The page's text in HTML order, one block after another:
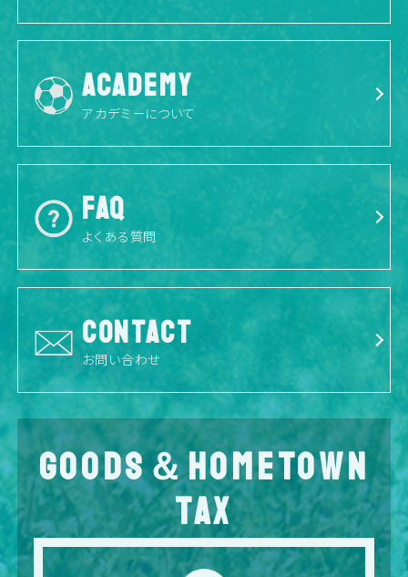
ACADEMY
アカデミーについて
FAQ
よくある質問
CONTACT
お問い合わせ
GOODS＆HOMETOWN
TAX